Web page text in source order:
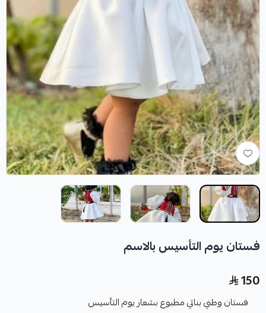
فستان يوم التأسيس بالاسم
150
فستان وطني بناتي مطبوع بشعار يوم التأسيس